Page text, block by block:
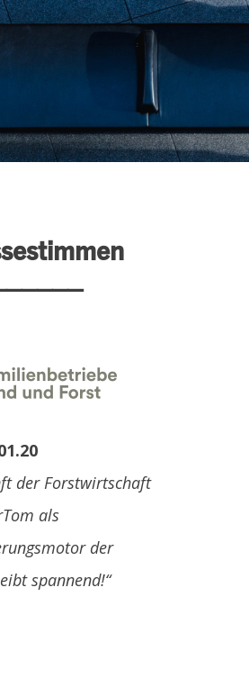
der Forstwirtschaft
als
der
spannend!“